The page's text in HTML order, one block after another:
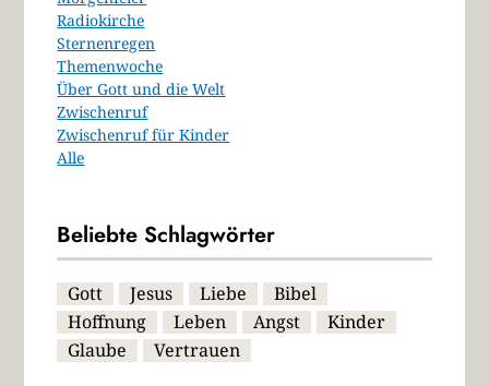
Radiokirche
Sternenregen
Themenwoche
Über Gott und die Welt
Zwischenruf
Zwischenruf für Kinder
Alle
Beliebte Schlagwörter
Gott Jesus Liebe
Bibel
Hoffnung
Leben Angst
Kinder
Glaube
Vertrauen